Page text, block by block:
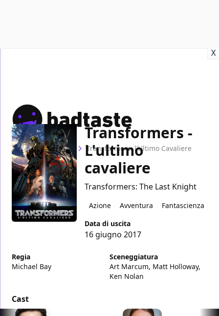
X
Home Film Transformers: l'Ultimo Cavaliere
Transformers -
L'ultimo
cavaliere
Transformers: The Last Knight
Azione Avventura
Fantascienza
Data di uscita
16 giugno 2017
Regia
Michael Bay
Sceneggiatura
Art Marcum, Matt Holloway,
Ken Nolan
Cast